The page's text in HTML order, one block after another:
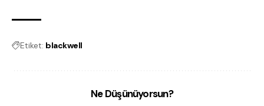
Etiket: blackwell
Ne Düşünüyorsun?